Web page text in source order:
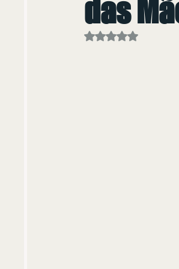
das
Avaliado com